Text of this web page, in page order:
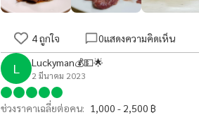
4ถูกใจ 0แสดงความคิดเห็น
L Luckyman💰💵🌟
2 มีนาคม 2023
ช่วงราคาเฉลี่ยต่อคน: 1,000 - 2,500 ฿